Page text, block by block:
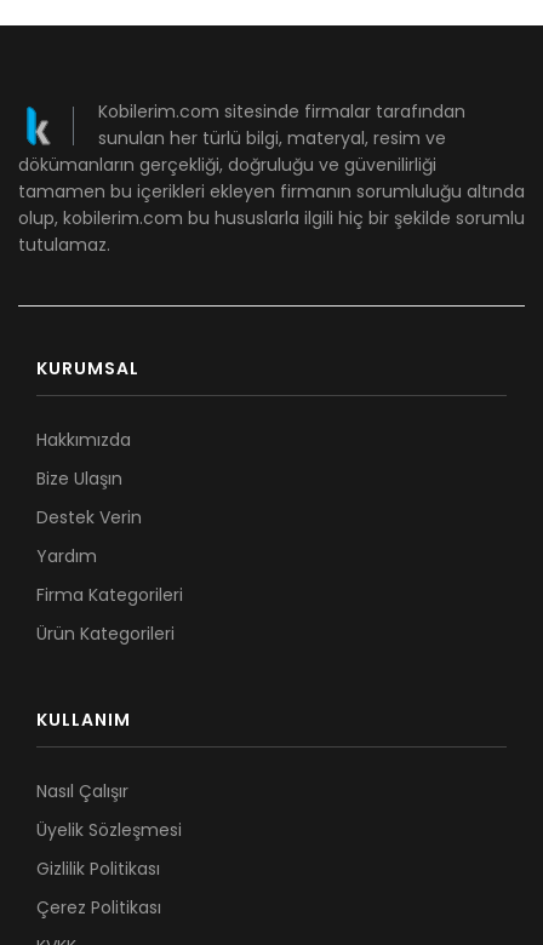
Kobilerim.com sitesinde firmalar tarafından
sunulan her türlü bilgi, materyal, resim ve
dökümanların gerçekliği, doğruluğu ve güvenilirliği
tamamen bu içerikleri ekleyen firmanın sorumluluğu altında
olup, kobilerim.com bu hususlarla ilgili hiç bir şekilde sorumlu
tutulamaz.
KURUMSAL
Hakkımızda
Bize Ulaşın
Destek Verin
Yardım
Firma Kategorileri
Ürün Kategorileri
KULLANIM
Nasıl Çalışır
Üyelik Sözleşmesi
Gizlilik Politikası
Çerez Politikası